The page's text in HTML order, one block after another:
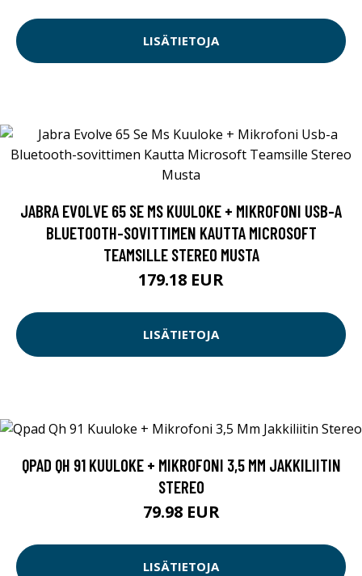
LISÄTIETOJA
JABRA EVOLVE 65 SE MS KUULOKE + MIKROFONI USB-A
BLUETOOTH-SOVITTIMEN KAUTTA MICROSOFT
TEAMSILLE STEREO MUSTA
179.18 EUR
LISÄTIETOJA
QPAD QH 91 KUULOKE + MIKROFONI 3,5 MM JAKKILIITIN
STEREO
79.98 EUR
LISÄTIETOJA